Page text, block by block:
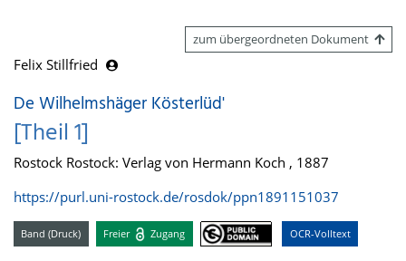
zum übergeordneten Dokument
Felix Stillfried
De Wilhelmshäger Kösterlüd'
[Theil 1]
Rostock Rostock: Verlag von Hermann Koch , 1887
https://purl.uni-rostock.de/rosdok/ppn1891151037
Band (Druck) Freier Zugang OCR-Volltext